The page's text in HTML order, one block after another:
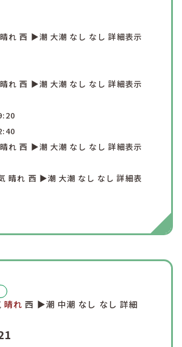
晴れ西 ▶︎潮 大潮 なし なし詳細表示
晴れ西 ▶︎潮 大潮 なし なし詳細表示
晴れ西 ▶︎潮 大潮 なし なし詳細表示
晴れ 西 ▶︎潮 大潮 なし なし詳細表
晴れ 西 ▶︎潮 中潮 なし なし 詳細